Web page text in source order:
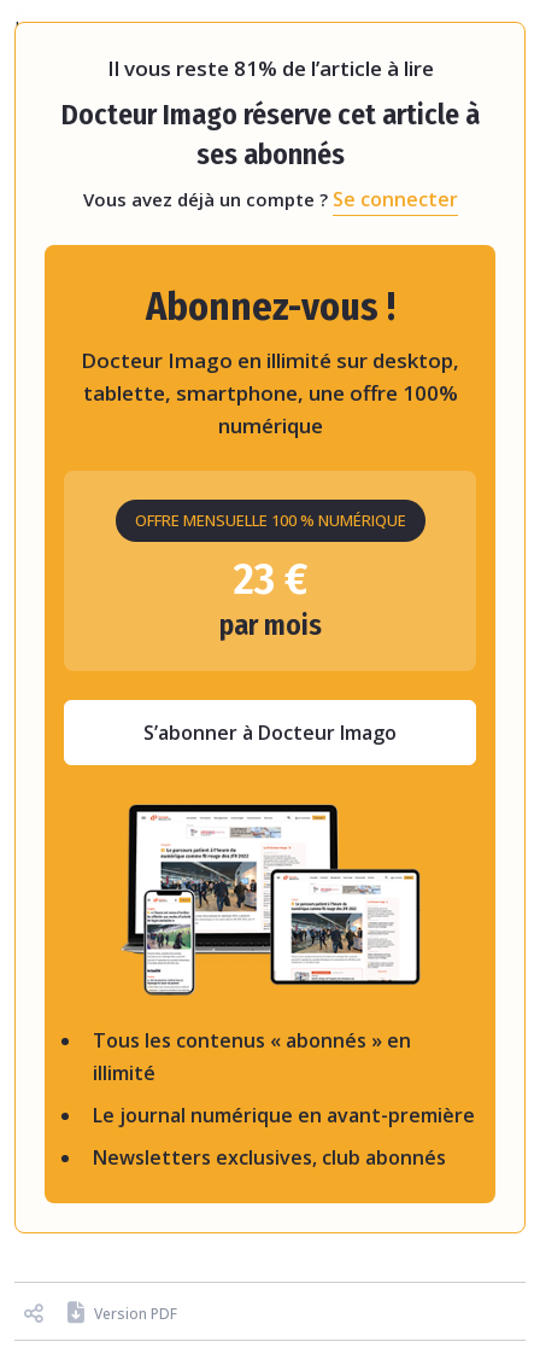
plus modeste, de 491 mm par seconde. Enfin, le
Il vous reste 81% de l’article à lire
Docteur Imago réserve cet article à
ses abonnés
Vous avez déjà un compte ? Se connecter
Tous les contenus « abonnés » en
illimité
Le journal numérique en avant-première
Newsletters exclusives, club abonnés
Abonnez-vous !
Docteur Imago en illimité sur desktop,
tablette, smartphone, une offre 100%
numérique
OFFRE MENSUELLE 100 % NUMÉRIQUE
23 €
par mois
S’abonner à Docteur Imago
Version PDF